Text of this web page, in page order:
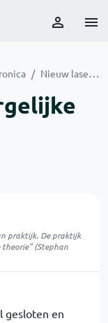
Nieuw laser en dergelijke topic deel 3
praktijk. De praktijk
(Stephan
gesloten en